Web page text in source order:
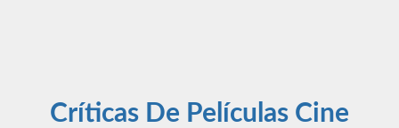
Críticas De Películas Cine